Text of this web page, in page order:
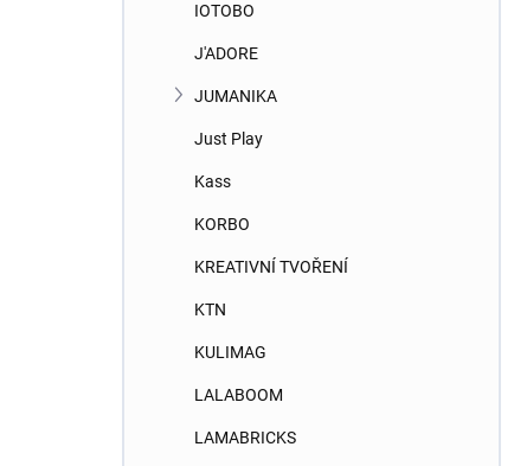
IOTOBO
J'ADORE
JUMANIKA
Just Play
Kass
KORBO
KREATIVNÍ TVOŘENÍ
KTN
KULIMAG
LALABOOM
LAMABRICKS